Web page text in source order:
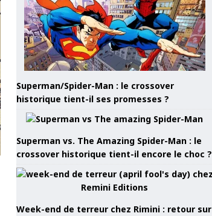
Superman/Spider-Man : le crossover
historique tient-il ses promesses ?
Superman vs. The Amazing Spider-Man : le
crossover historique tient-il encore le choc ?
Week-end de terreur chez Rimini : retour sur